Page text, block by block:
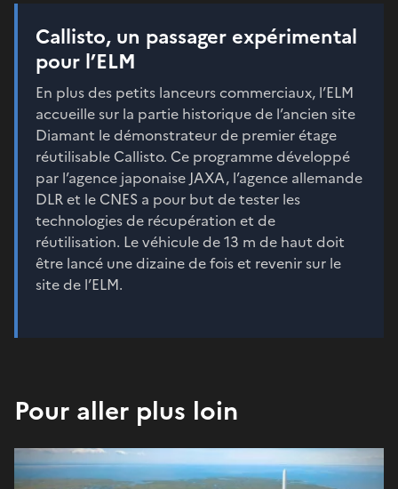
Callisto, un passager expérimental
pour l’ELM
En plus des petits lanceurs commerciaux, l’ELM
accueille sur la partie historique de l’ancien site
Diamant le démonstrateur de premier étage
réutilisable Callisto. Ce programme développé
par l’agence japonaise JAXA, l’agence allemande
DLR et le CNES a pour but de tester les
technologies de récupération et de
réutilisation. Le véhicule de 13 m de haut doit
être lancé une dizaine de fois et revenir sur le
site de l’ELM.
Pour aller plus loin